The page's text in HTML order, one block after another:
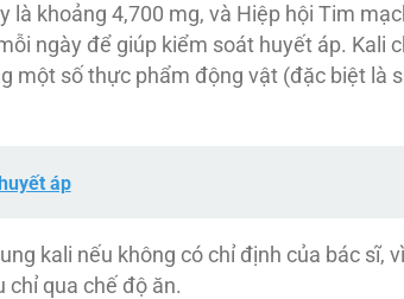
là khoảng 4,700 mg, và Hiệp hội Tim
ngày để giúp kiểm soát huyết áp. Kali
một số thực phẩm động vật (đặc biệt là
áp
kali nếu không có chỉ định của bác sĩ,
chỉ qua chế độ ăn.